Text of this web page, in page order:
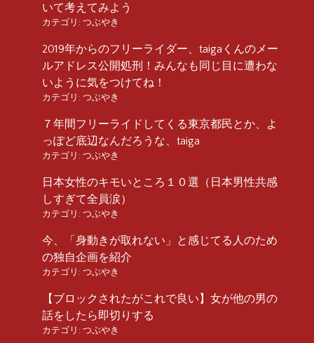
いて考えてみよう
カテゴリ: つぶやき
2019年からのフリーライダー、taigaくんのメー
ルアドレス公開処刑！みんなも同じ目に遭わな
いように気をつけてね！
カテゴリ: つぶやき
７年間フリーライドしてくる東京都民とか、よ
っぽど底辺なんだろうな、taiga
カテゴリ: つぶやき
日本女性のキモいところ１０選（日本男性共感
しすぎて全員涙）
カテゴリ: つぶやき
今、「身動きが取れない」と感じてる人のため
の独自企画を紹介
カテゴリ: つぶやき
【ブロックされたがこれで良い】女が他の男の
話をしたら即切りする
カテゴリ: つぶやき